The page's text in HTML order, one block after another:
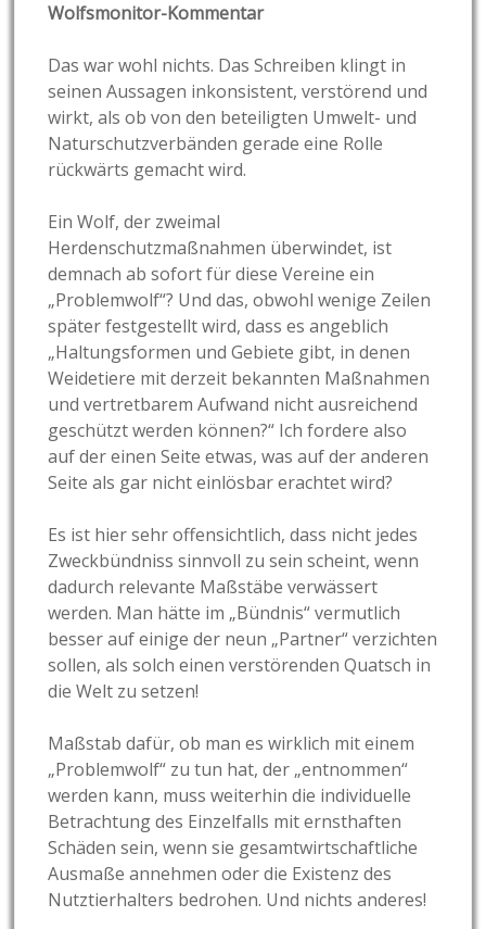
Wolfsmonitor-Kommentar
Das war wohl nichts. Das Schreiben klingt in
seinen Aussagen inkonsistent, verstörend und
wirkt, als ob von den beteiligten Umwelt- und
Naturschutzverbänden gerade eine Rolle
rückwärts gemacht wird.
Ein Wolf, der zweimal
Herdenschutzmaßnahmen überwindet, ist
demnach ab sofort für diese Vereine ein
„Problemwolf“? Und das, obwohl wenige Zeilen
später festgestellt wird, dass es angeblich
„Haltungsformen und Gebiete gibt, in denen
Weidetiere mit derzeit bekannten Maßnahmen
und vertretbarem Aufwand nicht ausreichend
geschützt werden können?“ Ich fordere also
auf der einen Seite etwas, was auf der anderen
Seite als gar nicht einlösbar erachtet wird?
Es ist hier sehr offensichtlich, dass nicht jedes
Zweckbündniss sinnvoll zu sein scheint, wenn
dadurch relevante Maßstäbe verwässert
werden. Man hätte im „Bündnis“ vermutlich
besser auf einige der neun „Partner“ verzichten
sollen, als solch einen verstörenden Quatsch in
die Welt zu setzen!
Maßstab dafür, ob man es wirklich mit einem
„Problemwolf“ zu tun hat, der „entnommen“
werden kann, muss weiterhin die individuelle
Betrachtung des Einzelfalls mit ernsthaften
Schäden sein, wenn sie gesamtwirtschaftliche
Ausmaße annehmen oder die Existenz des
Nutztierhalters bedrohen. Und nichts anderes!